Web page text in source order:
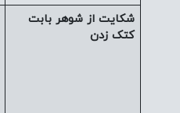
شکایت از شوهر بابت
کتک زدن